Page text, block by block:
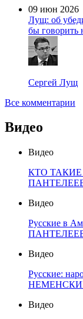
09 июн 2026
Лущ: об
бы говорить
Сергей Лущ
Все комментарии
Видео
Видео
КТО ТАКИЕ
ПАНТЕЛЕЕВ
Видео
Русские в
ПАНТЕЛЕЕВ
Видео
Русские:
НЕМЕНСКИЙ
Видео